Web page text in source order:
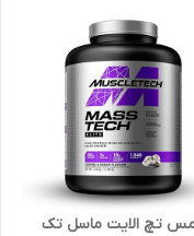
مس تچ الایت ماسل تک